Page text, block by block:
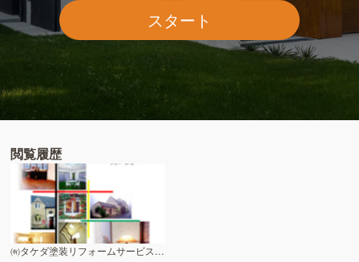
スタート
閲覧履歴
㈲タケダ塗装リフォームサービス 東京店